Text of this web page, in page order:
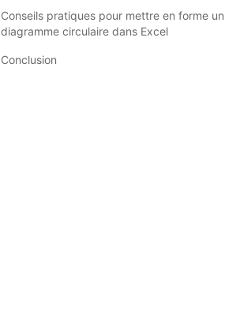
Conseils pratiques pour mettre en forme un
diagramme circulaire dans Excel
Conclusion